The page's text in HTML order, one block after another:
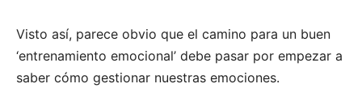
Visto así, parece obvio que el camino para un buen
‘entrenamiento emocional’ debe pasar por empezar a
saber cómo gestionar nuestras emociones.